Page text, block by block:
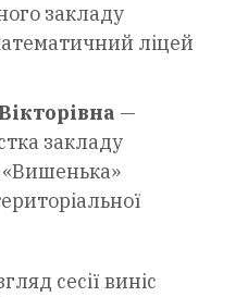
закладу
ліцей
—
закладу
сесії виніс